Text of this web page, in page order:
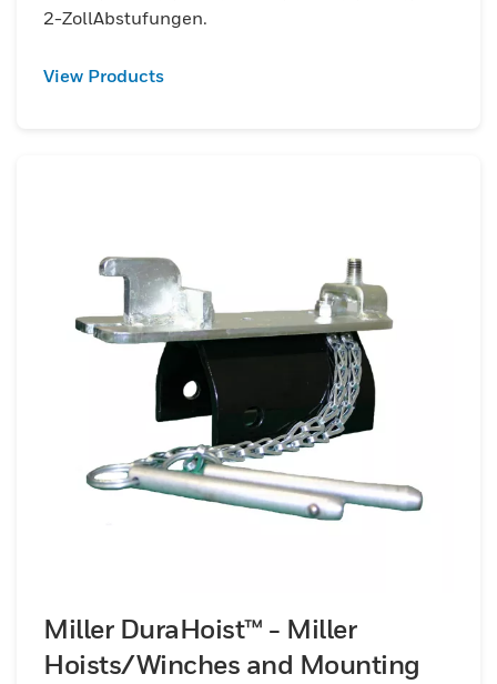
2-ZollAbstufungen.
View Products
Miller DuraHoist™ - Miller
Hoists/Winches and Mounting